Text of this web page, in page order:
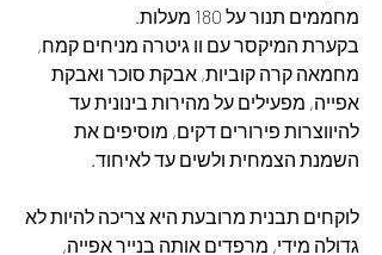
מחממים תנור על 180 מעלות.
בקערת המיקסר עם וו גיטרה מניחים קמח,
מחמאה קרה קוביות, אבקת סוכר ואבקת
אפייה, מפעילים על מהירות בינונית עד
להיווצרות פירורים דקים, מוסיפים את
השמנת הצמחית ולשים עד לאיחוד.
לוקחים תבנית מרובעת היא צריכה להיות לא
גדולה מידי, מרפדים אותה בנייר אפייה,